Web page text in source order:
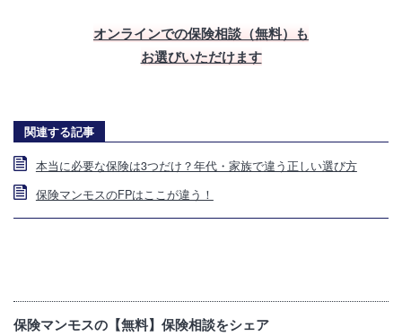
オンラインでの保険相談（無料）も
お選びいただけます
関連する記事
本当に必要な保険は3つだけ？年代・家族で違う正しい選び方
保険マンモスのFPはここが違う！
保険マンモスの【無料】保険相談をシェア